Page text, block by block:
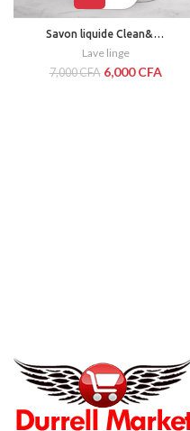
Savon liquide Clean&…
Lave linge
7,000CFA 6,000CFA